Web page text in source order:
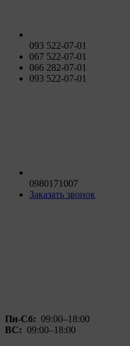
093 522-07-01
067 522-07-01
066 282-07-01
093 522-07-01
0980171007
Заказать звонок
Пн-Сб: 09:00–18:00
ВС: 09:00–18:00